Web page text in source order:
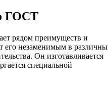
ГОСТ
рядом преимуществ и
его незаменимым в
Он изготавливается
специальной